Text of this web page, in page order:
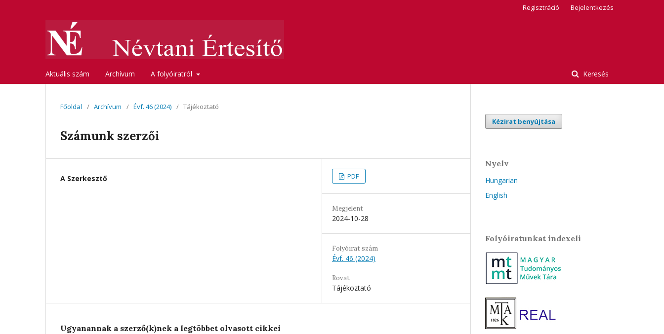
Aktuális szám Archívum A folyóiratról Keresés
Regisztráció Bejelentkezés
Főoldal / Archívum / Évf. 46 (2024) / Tájékoztató
Számunk szerzői
A Szerkesztő PDF
Megjelent
2024-10-28
Folyóirat szám
Évf. 46 (2024)
Rovat
Tájékoztató
Ugyanannak a szerző(k)nek a legtöbbet olvasott cikkei
Kézirat benyújtása
Nyelv
Hungarian
English
Folyóiratunkat indexeli